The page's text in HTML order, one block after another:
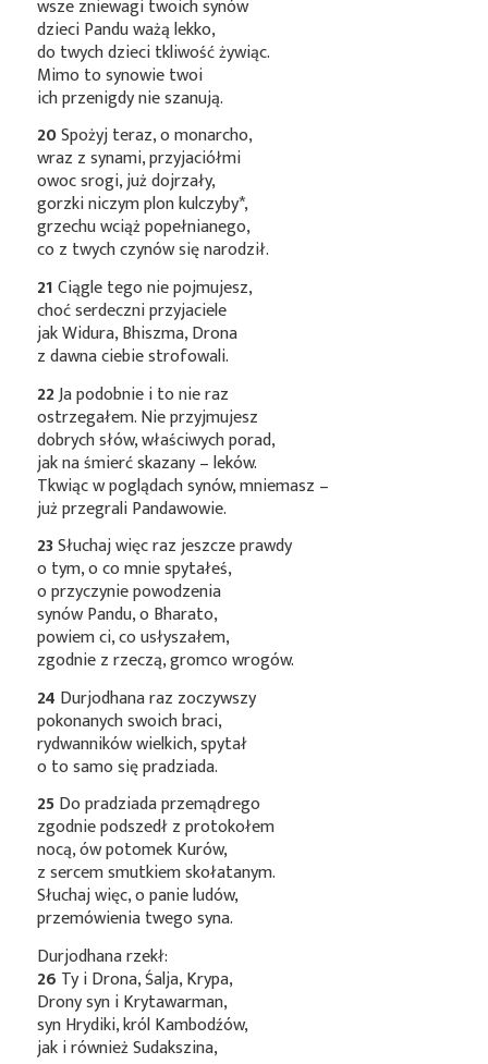
wsze zniewagi twoich synów
dzieci Pandu ważą lekko,
do twych dzieci tkliwość żywiąc.
Mimo to synowie twoi
ich przenigdy nie szanują.
20Spożyj teraz, o monarcho,
wraz z synami, przyjaciółmi
owoc srogi, już dojrzały,
gorzki niczym plonkulczyby*,
grzechu wciąż popełnianego,
co z twych czynów się narodził.
21Ciągle tego nie pojmujesz,
choć serdeczni przyjaciele
jak Widura, Bhiszma, Drona
z dawna ciebie strofowali.
22Ja podobnie i to nie raz
ostrzegałem. Nie przyjmujesz
dobrych słów, właściwych porad,
jak na śmierć skazany – leków.
Tkwiąc w poglądach synów, mniemasz –
już przegrali Pandawowie.
23Słuchaj więc raz jeszcze prawdy
o tym, o co mnie spytałeś,
o przyczynie powodzenia
synów Pandu, o Bharato,
powiem ci, co usłyszałem,
zgodnie z rzeczą, gromco wrogów.
24 Durjodhana raz zoczywszy
pokonanych swoich braci,
rydwanników wielkich, spytał
o to samo się pradziada.
25Do pradziada przemądrego
zgodnie podszedł z protokołem
nocą, ów potomek Kurów,
z sercem smutkiem skołatanym.
Słuchaj więc, o panie ludów,
przemówienia twego syna.
Durjodhana rzekł:
26 Ty i Drona, Śalja, Krypa,
Drony syn i Krytawarman,
syn Hrydiki, król Kambodźów,
jak i również Sudakszina,